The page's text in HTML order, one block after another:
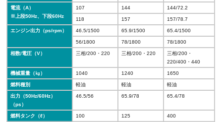
電流（A）
※上段50Hz、下段60Hz
107 144 144/72.2
118 157 157/78.7
エンジン出力（ps/rpm） 46.5/1500 65.9/1500 65.4/1500
56/1800 78/1800 78/1800
相数/電圧（V） 三相/200・220 三相/200・220
三相/200・
220/400・440
機械重量（㎏） 1040 1240 1650
燃料種別 軽油 軽油 軽油
出力（50Hz/60Hz）
（ps）
46.5/56 65.9/78 65.4/78
燃料タンク（ℓ） 100 125 400